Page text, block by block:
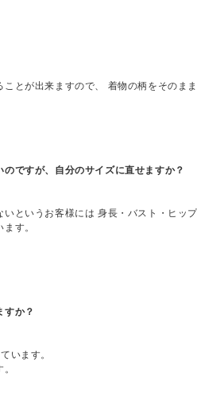
とが出来ますので、 着物の柄をそのま
ですが、自分のサイズに直せますか？
というお客様には 身長・バスト・ヒッ
す。
すか？
います。